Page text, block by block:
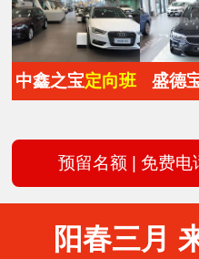
中鑫之宝定向班 盛德
预留名额 | 免费
阳春三月